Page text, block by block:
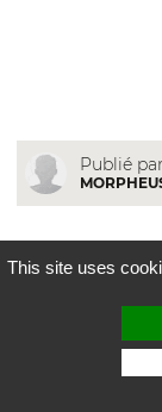
Publié par
" eu égard
tenant à ce
excessive
sous
This site uses